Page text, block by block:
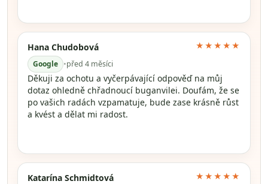
Hana Chudobová
Google •před 4 měsíci
★★★★★
Děkuji za ochotu a vyčerpávající odpověď na můj
dotaz ohledně chřadnoucí buganvilei. Doufám, že se
po vašich radách vzpamatuje, bude zase krásně růst
a kvést a dělat mi radost.
Katarína Schmidtová ★★★★★